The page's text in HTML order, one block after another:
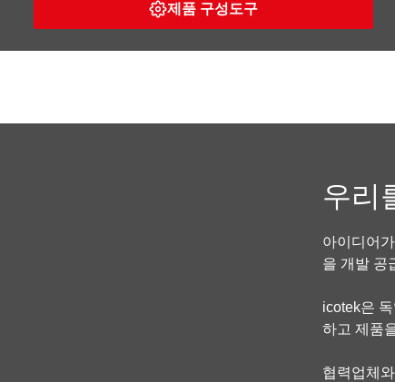
제품 구성도구
우리
아이디어
을 개발 공
icotek은
하고 제품
협력업체